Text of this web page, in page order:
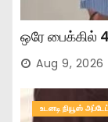
ஒரே
Aug 9, 2026
உடனடி நியூஸ்